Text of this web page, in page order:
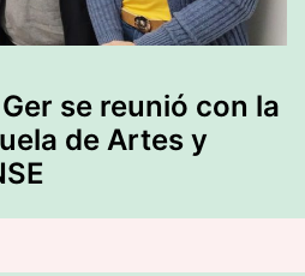
se reunió con la
de Artes y